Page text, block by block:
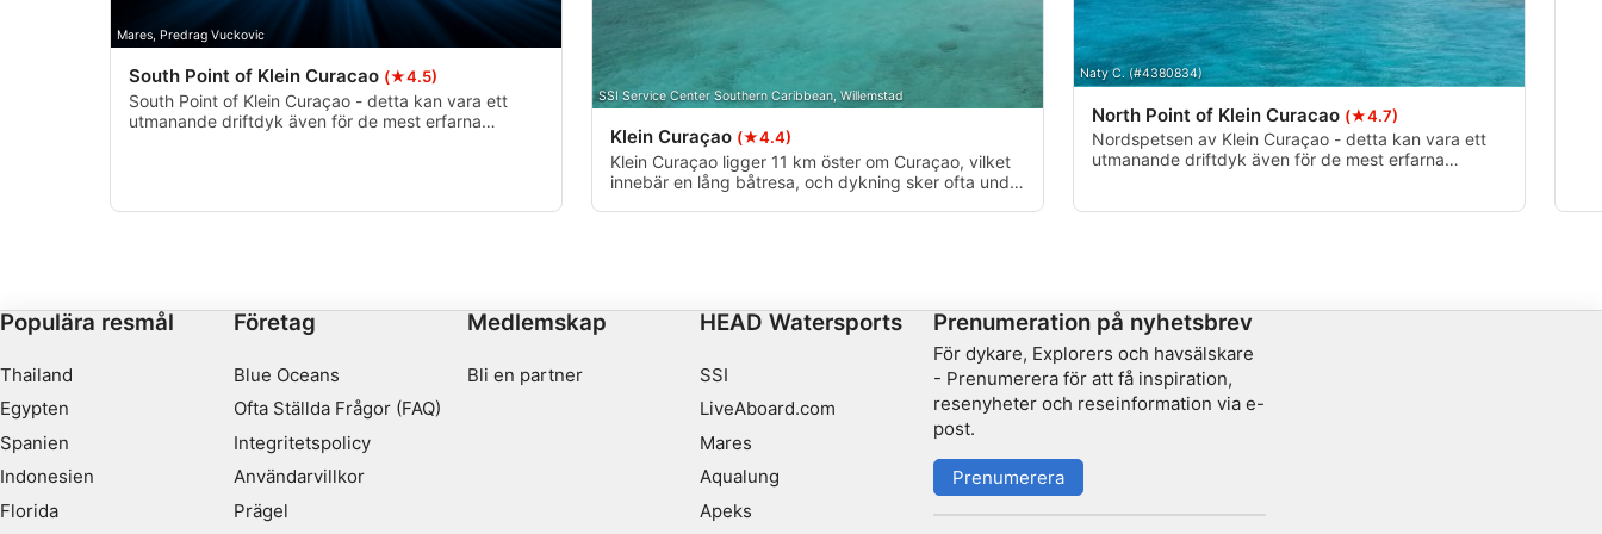
Mares, Predrag Vuckovic
South Point of Klein Curacao (★4.5)
South Point of Klein Curaçao - detta kan vara ett
utmanande driftdyk även för de mest erfarna
SSI Service Center Southern Caribbean, Willemstad
Klein Curaçao (★4.4)
Klein Curaçao ligger 11 km öster om Curaçao, vilket
innebär en lång båtresa, och dykning sker ofta under
Naty C. (#4380834)
North Point of Klein Curacao (★4.7)
Nordspetsen av Klein Curaçao - detta kan vara ett
utmanande driftdyk även för de mest erfarna
Populära resmål
Thailand
Egypten
Spanien
Indonesien
Florida
Företag
Blue Oceans
Ofta Ställda Frågor (FAQ)
Integritetspolicy
Användarvillkor
Prägel
Medlemskap
Bli en partner
HEAD Watersports
SSI
LiveAboard.com
Mares
Aqualung
Apeks
Prenumeration på nyhetsbrev
För dykare, Explorers och havsälskare
- Prenumerera för att få inspiration,
resenyheter och reseinformation via e-
post.
Prenumerera